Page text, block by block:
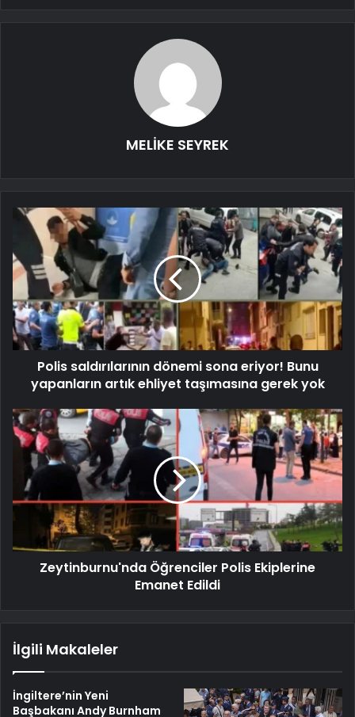
MELİKE SEYREK
Polis saldırılarının dönemi sona eriyor! Bunu
yapanların artık ehliyet taşımasına gerek yok
Zeytinburnu'nda Öğrenciler Polis Ekiplerine
Emanet Edildi
İlgili Makaleler
İngiltere’nin Yeni
Başbakanı Andy Burnham